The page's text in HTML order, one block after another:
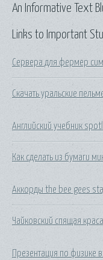
Links to Important
Сервера для фермер
Скачать уральские
Английский учебник
Как сделать из бумаги
Аккорды the bee gees
Чайковский спящая
Презентация по физике
An Informative Text